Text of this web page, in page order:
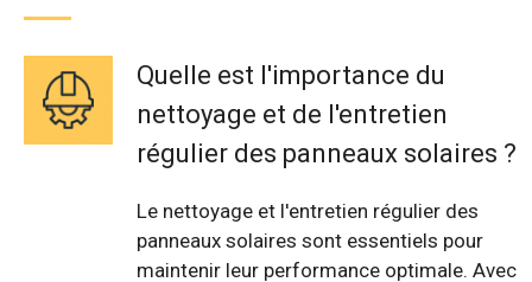
Quelle est l'importance du
nettoyage et de l'entretien
régulier des panneaux solaires ?
Le nettoyage et l'entretien régulier des
panneaux solaires sont essentiels pour
maintenir leur performance optimale. Avec